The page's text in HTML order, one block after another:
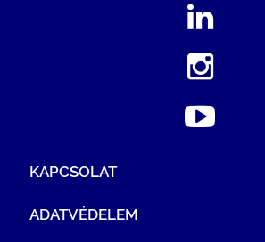
KAPCSOLAT
ADATVÉDELEM